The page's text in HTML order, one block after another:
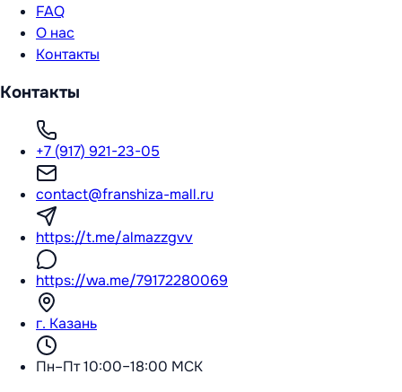
FAQ
О нас
Контакты
Контакты
+7 (917) 921-23-05
contact@franshiza-mall.ru
https://t.me/almazzgvv
https://wa.me/79172280069
г. Казань
Пн–Пт 10:00–18:00 МСК